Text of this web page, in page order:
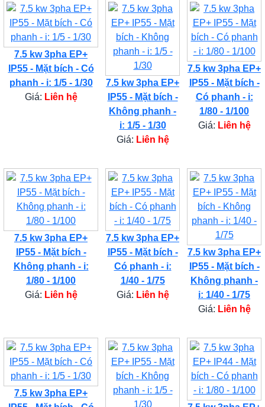
7.5 kw 3pha EP+
IP55 - Mặt bích - Có
phanh - i: 1/5 - 1/30
Giá: Liên hệ
7.5 kw 3pha EP+
IP55 - Mặt bích -
Không phanh -
i: 1/5 - 1/30
Giá: Liên hệ
7.5 kw 3pha EP+
IP55 - Mặt bích -
Có phanh - i:
1/80 - 1/100
Giá: Liên hệ
7.5 kw 3pha EP+
IP55 - Mặt bích -
Không phanh - i:
1/80 - 1/100
Giá: Liên hệ
7.5 kw 3pha EP+
IP55 - Mặt bích -
Có phanh - i:
1/40 - 1/75
Giá: Liên hệ
7.5 kw 3pha EP+
IP55 - Mặt bích -
Không phanh -
i: 1/40 - 1/75
Giá: Liên hệ
7.5 kw 3pha EP+